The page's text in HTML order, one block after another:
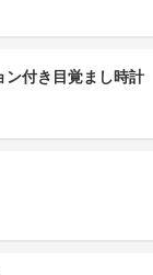
ン付き目覚まし時計